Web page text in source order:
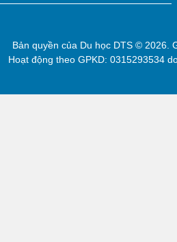
Bản quyền của Du học DTS © 2026.
Hoạt động theo GPKD: 0315293534